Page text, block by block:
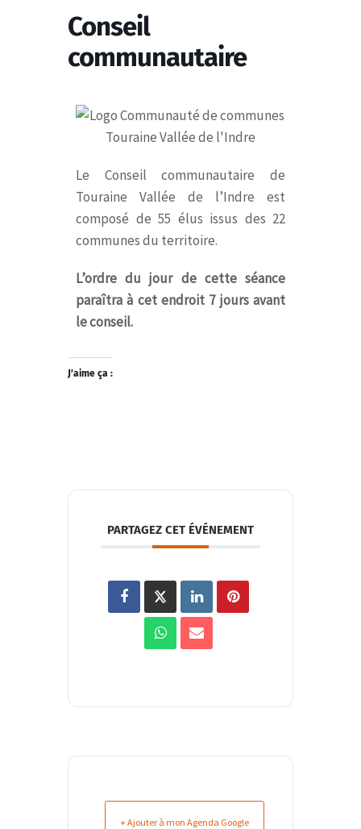
Conseil
communautaire
Le Conseil communautaire de
Touraine Vallée de l’Indre est
composé de 55 élus issus des 22
communes du territoire.
L’ordre du jour de cette séance
paraîtra à cet endroit 7 jours avant
le conseil.
J’aime ça :
PARTAGEZ CET ÉVÉNEMENT
+ Ajouter à mon Agenda Google